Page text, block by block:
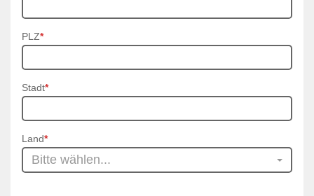
PLZ*
Stadt*
Land*
Bitte wählen...